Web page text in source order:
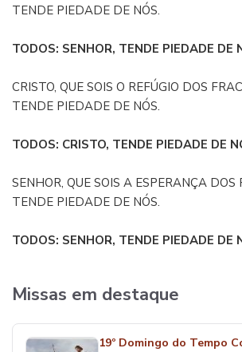
TENDE PIEDADE DE NÓS.
TODOS: SENHOR, TENDE PIEDADE DE
CRISTO, QUE SOIS O REFÚGIO DOS
TENDE PIEDADE DE NÓS.
TODOS: CRISTO, TENDE PIEDADE DE
SENHOR, QUE SOIS A ESPERANÇA DOS
TENDE PIEDADE DE NÓS.
TODOS: SENHOR, TENDE PIEDADE DE
Missas em destaque
19º Domingo do Tempo